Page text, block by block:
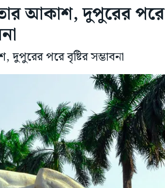
আকাশ, দুপুরের পরে
পরে বৃষ্টির সম্ভাবনা